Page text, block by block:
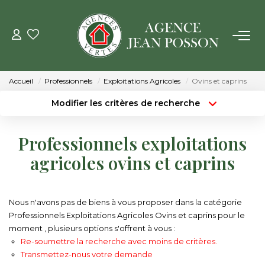
ESTIMATION
NOTRE AGENCE
Qui Sommes Nous
Notre Équipe
Accueil Professionnels Exploitations Agricoles Ovins et caprins
Modifier les critères de recherche
Sélectionnez...
Type de bien
Surface min
Créer une alerte
Professionnels exploitations
agricoles ovins et caprins
Nous n'avons pas de biens à vous proposer dans la catégorie
Professionnels Exploitations Agricoles Ovins et caprins pour le
moment , plusieurs options s'offrent à vous :
Re-soumettre la recherche avec moins de critères.
Transmettez-nous votre demande